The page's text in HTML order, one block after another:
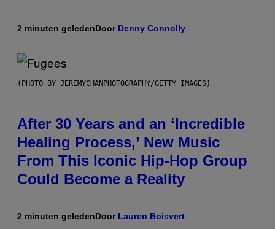
2 minuten geledenDoor Denny Connolly
(PHOTO BY JEREMYCHANPHOTOGRAPHY/GETTY IMAGES)
After 30 Years and an ‘Incredible
Healing Process,’ New Music
From This Iconic Hip-Hop Group
Could Become a Reality
2 minuten geledenDoor Lauren Boisvert